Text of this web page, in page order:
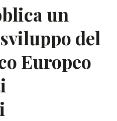
un
del
Europeo